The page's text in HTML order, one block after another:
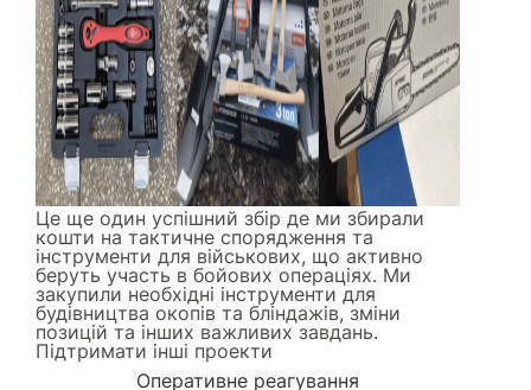
Це ще один успішний збір де ми збирали
кошти на тактичне спорядження та
інструменти для військових, що активно
беруть участь в бойових операціях. Ми
закупили необхідні інструменти для
будівництва окопів та бліндажів, зміни
позицій та інших важливих завдань.
Підтримати інші проекти
Оперативне реагування